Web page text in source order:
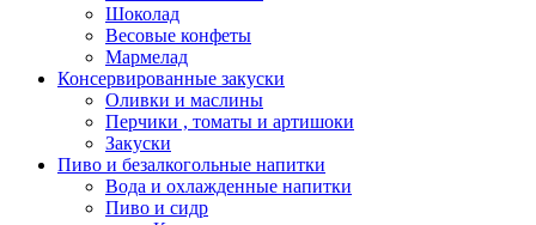
Шоколад
Весовые конфеты
Мармелад
Консервированные закуски
Оливки и маслины
Перчики , томаты и артишоки
Закуски
Пиво и безалкогольные напитки
Вода и охлажденные напитки
Пиво и сидр